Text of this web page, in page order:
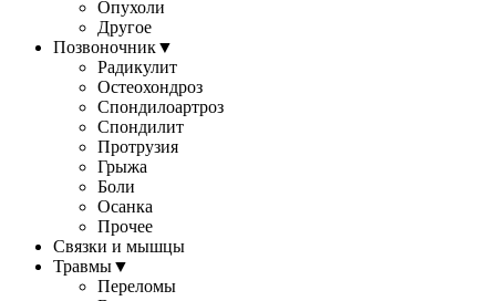
Опухоли
Другое
Позвоночник▼
Радикулит
Остеохондроз
Спондилоартроз
Спондилит
Протрузия
Грыжа
Боли
Осанка
Прочее
Связки и мышцы
Травмы▼
Переломы